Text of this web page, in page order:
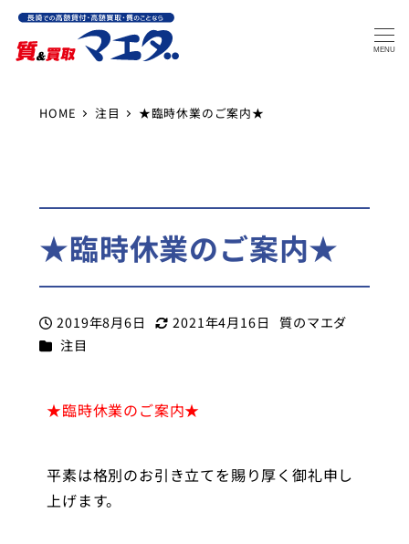
MENU
HOME 注目 ★臨時休業のご案内★
★臨時休業のご案内★
投稿日
2019年8月6日
更新日
2021年4月16日
著
質のマエダ
カテゴリー
注目
★臨時休業のご案内★
平素は格別のお引き立てを賜り厚く御礼申し
上げます。